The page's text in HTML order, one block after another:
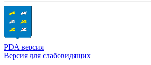
PDA версия
Версия для слабовидящих